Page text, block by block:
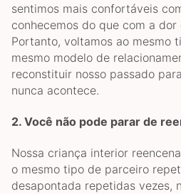
sentimos mais confortáveis
conhecemos do que com a dor
Portanto, voltamos ao mesmo
mesmo modelo de
reconstituir nosso passado
nunca acontece.
2. Você não pode parar de
Nossa criança interior
o mesmo tipo de parceiro
desapontada repetidas vezes,